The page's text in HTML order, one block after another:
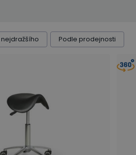
nejdražšího Podle prodejnosti